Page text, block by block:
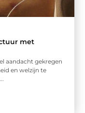
met
aandacht gekregen
en welzijn te